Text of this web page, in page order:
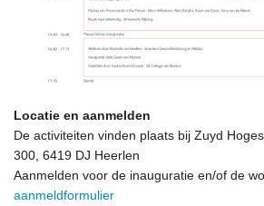
Locatie en aanmelden
De activiteiten vinden plaats bij Zuyd
300, 6419 DJ Heerlen
Aanmelden voor de inauguratie en/of de
aanmeldformulier